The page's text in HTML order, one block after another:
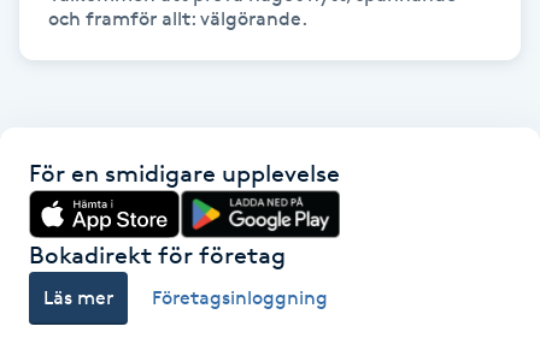
IPL hårborttagning
Japansk massage
K18
För en smidigare upplevelse
Bokadirekt för företag
Läs mer Företagsinloggning